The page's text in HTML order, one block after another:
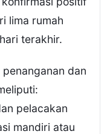
lima rumah
terakhir.
dan
pelacakan
mandiri atau